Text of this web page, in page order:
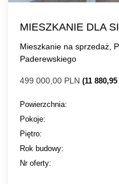
MIESZKANIE DLA
Mieszkanie na sprzedaż,
Paderewskiego
499 000,00 PLN (11
Powierzchnia:
Pokoje:
Piętro:
Rok budowy:
Nr oferty: